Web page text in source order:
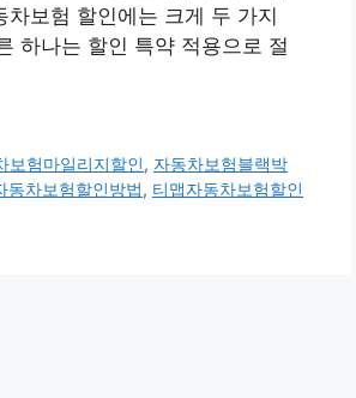
보험 할인에는 크게 두 가지
하나는 할인 특약 적용으로 절
보험마일리지할인, 자동차보험블랙박
동차보험할인방법, 티맵자동차보험할인